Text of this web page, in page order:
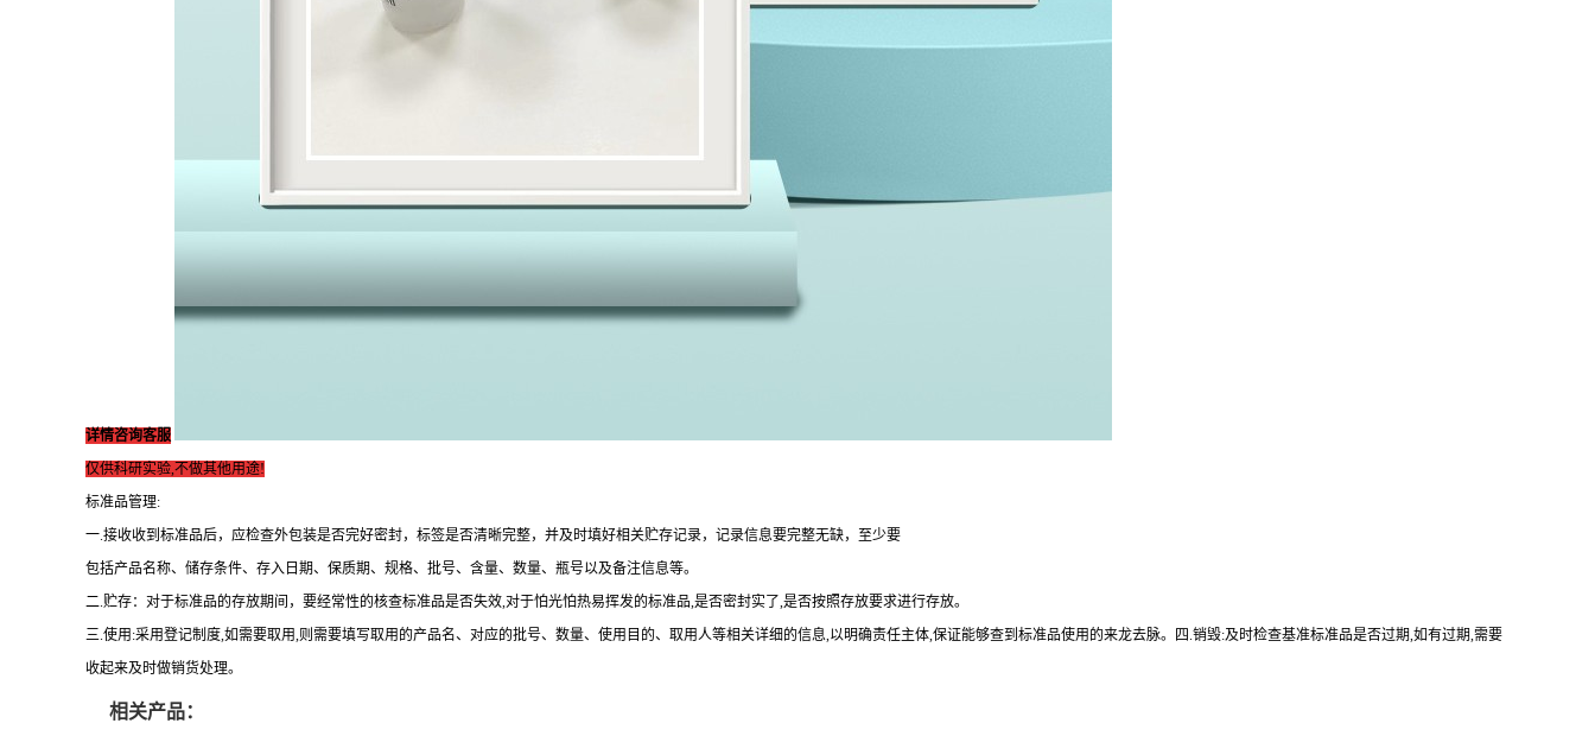
详情咨询客服
仅供科研实验,不做其他用途!
标准品管理:
一.接收收到标准品后，应检查外包装是否完好密封，标签是否清晰完整，并及时填好相关贮存记录，记录信息要完整无缺，至少要
包括产品名称、储存条件、存入日期、保质期、规格、批号、含量、数量、瓶号以及备注信息等。
二.贮存：对于标准品的存放期间，要经常性的核查标准品是否失效,对于怕光怕热易挥发的标准品,是否密封实了,是否按照存放要求进行存放。
三.使用:采用登记制度,如需要取用,则需要填写取用的产品名、对应的批号、数量、使用目的、取用人等相关详细的信息,以明确责任主体,保证能够查到标准品使用的来龙去脉。四.销毁:及时检查基准标准品是否过期,如有过期,需要
收起来及时做销货处理。
相关产品：